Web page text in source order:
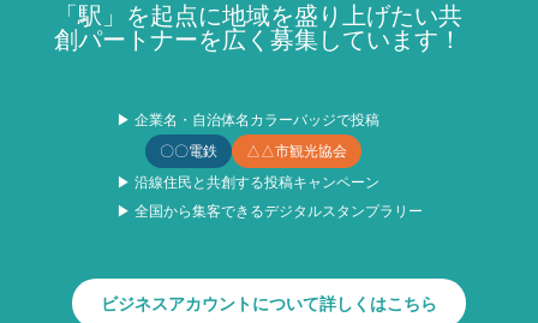
「駅」を起点に地域を盛り上げたい共
創パートナーを広く募集しています！
▶ 企業名・自治体名カラーバッジで投稿
〇〇電鉄
△△市観光協会
▶ 沿線住民と共創する投稿キャンペーン
▶ 全国から集客できるデジタルスタンプラリー
ビジネスアカウントについて詳しくはこちら